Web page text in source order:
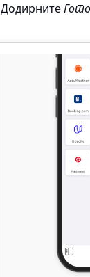
Додирните